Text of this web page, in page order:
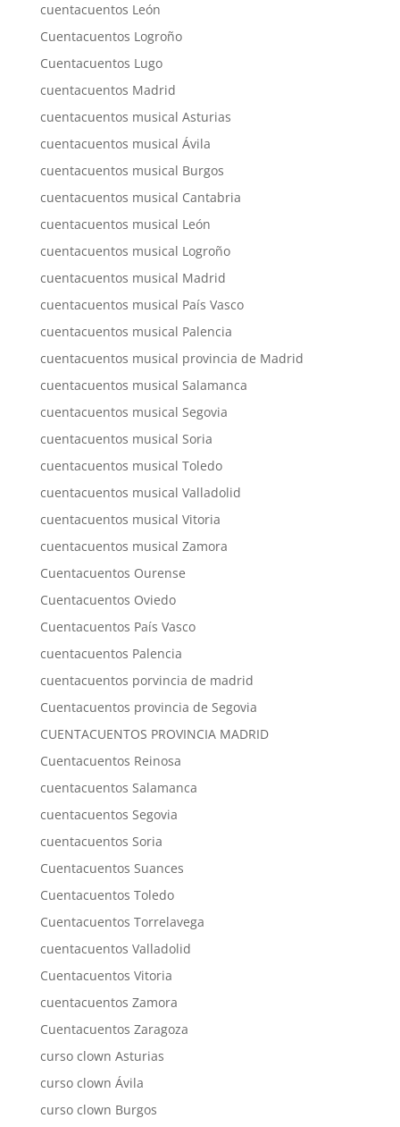
cuentacuentos León
Cuentacuentos Logroño
Cuentacuentos Lugo
cuentacuentos Madrid
cuentacuentos musical Asturias
cuentacuentos musical Ávila
cuentacuentos musical Burgos
cuentacuentos musical Cantabria
cuentacuentos musical León
cuentacuentos musical Logroño
cuentacuentos musical Madrid
cuentacuentos musical País Vasco
cuentacuentos musical Palencia
cuentacuentos musical provincia de Madrid
cuentacuentos musical Salamanca
cuentacuentos musical Segovia
cuentacuentos musical Soria
cuentacuentos musical Toledo
cuentacuentos musical Valladolid
cuentacuentos musical Vitoria
cuentacuentos musical Zamora
Cuentacuentos Ourense
Cuentacuentos Oviedo
Cuentacuentos País Vasco
cuentacuentos Palencia
cuentacuentos porvincia de madrid
Cuentacuentos provincia de Segovia
CUENTACUENTOS PROVINCIA MADRID
Cuentacuentos Reinosa
cuentacuentos Salamanca
cuentacuentos Segovia
cuentacuentos Soria
Cuentacuentos Suances
Cuentacuentos Toledo
Cuentacuentos Torrelavega
cuentacuentos Valladolid
Cuentacuentos Vitoria
cuentacuentos Zamora
Cuentacuentos Zaragoza
curso clown Asturias
curso clown Ávila
curso clown Burgos